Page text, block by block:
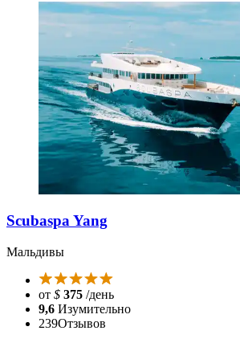
Scubaspa Yang
Мальдивы
от $ 375 /день
9,6 Изумительно
239Отзывов